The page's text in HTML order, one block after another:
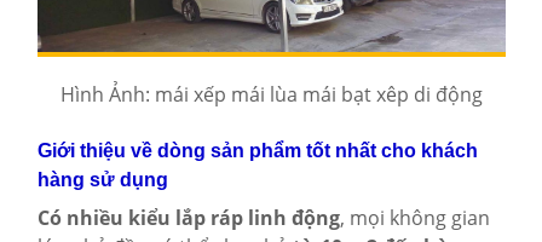
Hình Ảnh: mái xếp mái lùa mái bạt xêp di động
Giới thiệu về dòng sản phẩm tốt nhất cho khách
hàng sử dụng
Có nhiều kiểu lắp ráp linh động, mọi không gian